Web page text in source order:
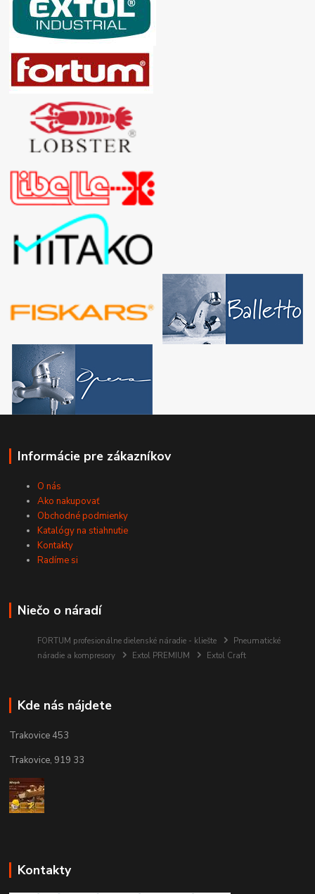
Informácie pre zákazníkov
O nás
Ako nakupovať
Obchodné podmienky
Katalógy na stiahnutie
Kontakty
Radíme si
Niečo o náradí
FORTUM profesionálne dielenské náradie - kliešte
Pneumatické
náradie a kompresory
Extol PREMIUM Extol Craft
Kde nás nájdete
Trakovice 453
Trakovice, 919 33
Kontakty